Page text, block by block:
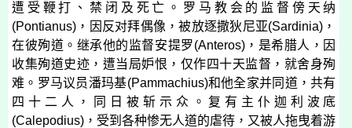
遭受鞭打、禁闭及死亡。罗马教会的监督傍天纳
(Pontianus) ，因反对拜偶像，被放逐撒狄尼亚(Sardinia) ，
在彼殉道。继承他的监督安提罗(Anteros)，是希腊人，因
收集殉道史迹，遭当局妒恨，仅作四十天监督，就舍身殉
难。罗马议员潘玛基(Pammachius)和他全家并同道，共有
四十二人，同日被斩示众。复有主仆迦利波底
(Calepodius) ，受到各种惨无人道的虐待，又被人拖曳着游